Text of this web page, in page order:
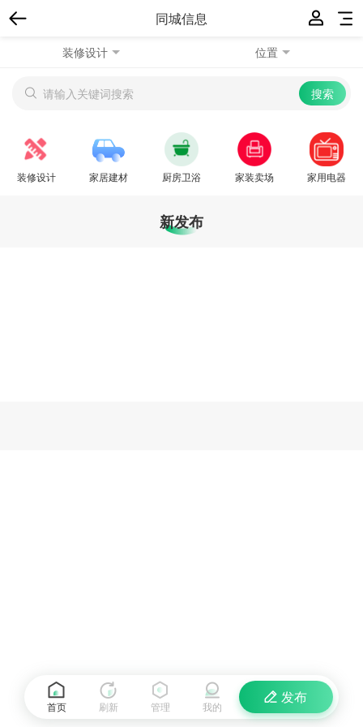
同城信息
装修设计 位置
装修设计 家居建材 厨房卫浴 家装卖场 家用电器
新发布
首页 刷新
发布
管理 我的